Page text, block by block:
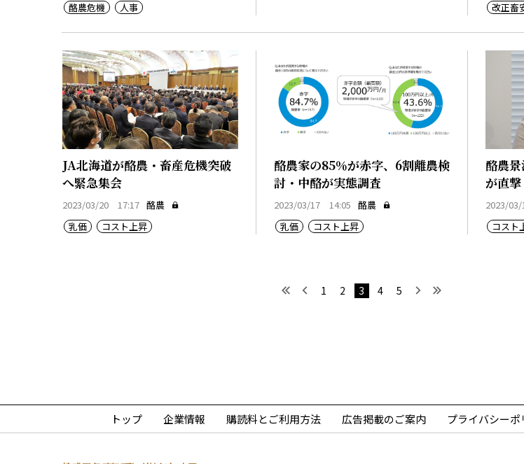
酪農危機
人事
改正畜
JA北海道が酪農・畜産危機突破
へ緊急集会
2023/03/20 17:17 酪農
乳価
コスト上昇
酪農家の85％が赤字、6割離農検
討・中酪が実態調査
2023/03/17 14:05 酪農
乳価
コスト上昇
酪農
が直
2023/
コスト
最初へ 前へ
1 2 3 4 5 次へ
トップ 企業情報 購読料とご利用方法 広告掲載のご案内 プライバシーポ